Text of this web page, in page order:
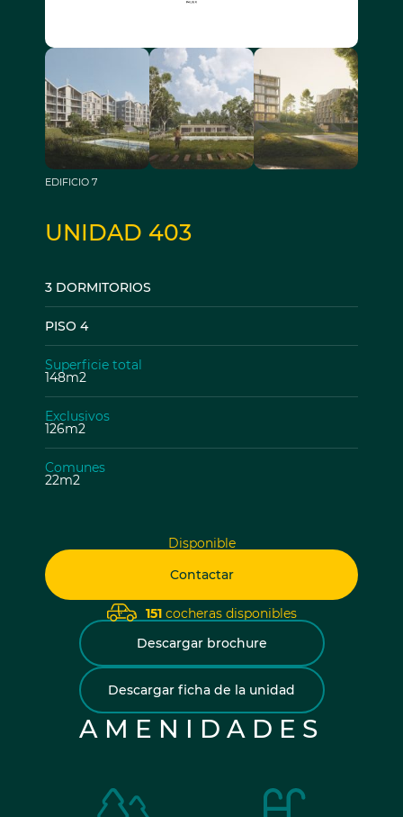
EDIFICIO 7
UNIDAD 403
3 DORMITORIOS
PISO 4
Superficie total
148m2
Exclusivos
126m2
Comunes
22m2
Disponible
Contactar
151cocheras disponibles
Descargar brochure
Descargar ficha de la unidad
AMENIDADES